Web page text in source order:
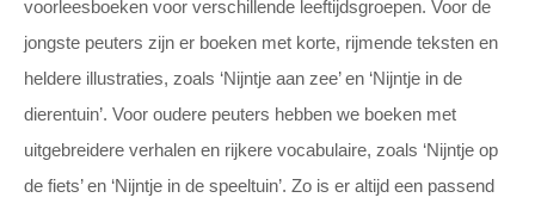
voorleesboeken voor verschillende leeftijdsgroepen. Voor de
jongste peuters zijn er boeken met korte, rijmende teksten en
heldere illustraties, zoals ‘Nijntje aan zee’ en ‘Nijntje in de
dierentuin’. Voor oudere peuters hebben we boeken met
uitgebreidere verhalen en rijkere vocabulaire, zoals ‘Nijntje op
de fiets’ en ‘Nijntje in de speeltuin’. Zo is er altijd een passend